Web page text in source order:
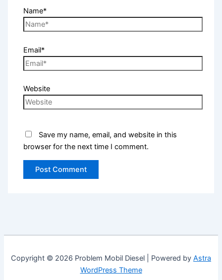
Name*
Email*
Website
Save my name, email, and website in this
browser for the next time I comment.
Copyright © 2026 Problem Mobil Diesel | Powered by Astra
WordPress Theme